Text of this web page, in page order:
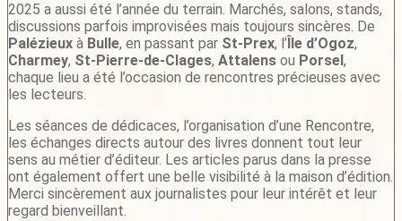
2025 a aussi été l’année du terrain. Marchés, salons, stands,
discussions parfois improvisées mais toujours sincères. De
Palézieux à Bulle, en passant par St-Prex, l’Île d’Ogoz,
Charmey, St-Pierre-de-Clages, Attalens ou Porsel,
chaque lieu a été l’occasion de rencontres précieuses avec
les lecteurs.
Les séances de dédicaces, l’organisation d’une Rencontre,
les échanges directs autour des livres donnent tout leur
sens au métier d’éditeur. Les articles parus dans la presse
ont également offert une belle visibilité à la maison d’édition.
Merci sincèrement aux journalistes pour leur intérêt et leur
regard bienveillant.